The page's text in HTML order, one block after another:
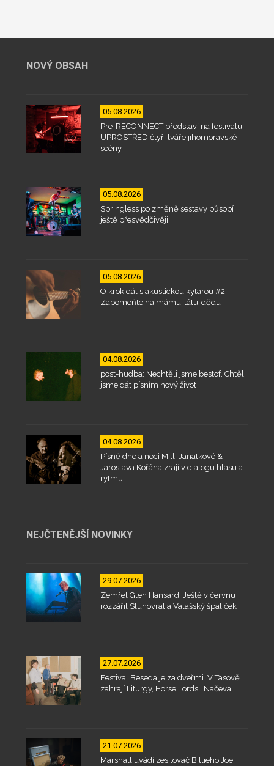
NOVÝ OBSAH
05.08.2026
Pre-RECONNECT představí na festivalu
UPROSTŘED čtyři tváře jihomoravské
scény
05.08.2026
Springless po změně sestavy působí
ještě přesvědčivěji
05.08.2026
O krok dál s akustickou kytarou #2:
Zapomeňte na mámu-tátu-dědu
04.08.2026
post-hudba: Nechtěli jsme bestof. Chtěli
jsme dát písním nový život
04.08.2026
Písně dne a noci Milli Janatkové &
Jaroslava Kořána zrají v dialogu hlasu a
rytmu
NEJČTENĚJŠÍ NOVINKY
29.07.2026
Zemřel Glen Hansard. Ještě v červnu
rozzářil Slunovrat a Valašský špalíček
27.07.2026
Festival Beseda je za dveřmi. V Tasově
zahrají Liturgy, Horse Lords i Načeva
21.07.2026
Marshall uvádí zesilovač Billieho Joe